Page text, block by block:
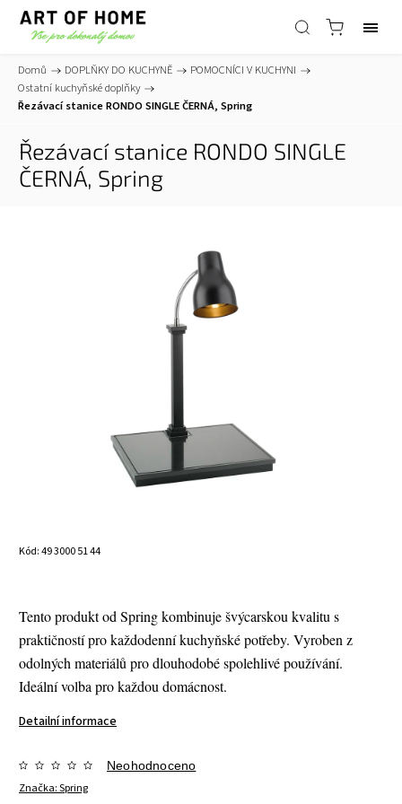
Domů / DOPLŇKY DO KUCHYNĚ / POMOCNÍCI V KUCHYNI /
Ostatní kuchyňské doplňky /
Řezávací stanice RONDO SINGLE ČERNÁ, Spring
Řezávací stanice RONDO SINGLE
ČERNÁ, Spring
Kód:49 3000 51 44
Tento produkt od Spring kombinuje švýcarskou kvalitu s
praktičností pro každodenní kuchyňské potřeby. Vyroben z
odolných materiálů pro dlouhodobé spolehlivé používání.
Ideální volba pro každou domácnost.
Detailní informace
Značka:Spring
Neohodnoceno